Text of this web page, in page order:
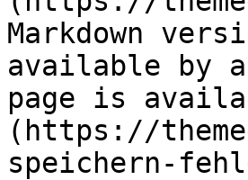
Markdown
available by
page is
(https://
speichern-